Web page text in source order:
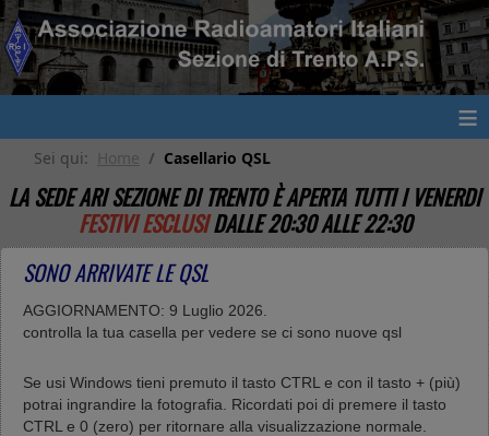
≡
Sei qui: Home Casellario QSL
LA SEDE ARI SEZIONE DI TRENTO È APERTA TUTTI I VENERDI
FESTIVI ESCLUSI DALLE 20:30 ALLE 22:30
SONO ARRIVATE LE QSL
AGGIORNAMENTO: 9 Luglio 2026.
controlla la tua casella per vedere se ci sono nuove qsl
Se usi Windows tieni premuto il tasto CTRL e con il tasto + (più)
potrai ingrandire la fotografia. Ricordati poi di premere il tasto
CTRL e 0 (zero) per ritornare alla visualizzazione normale.